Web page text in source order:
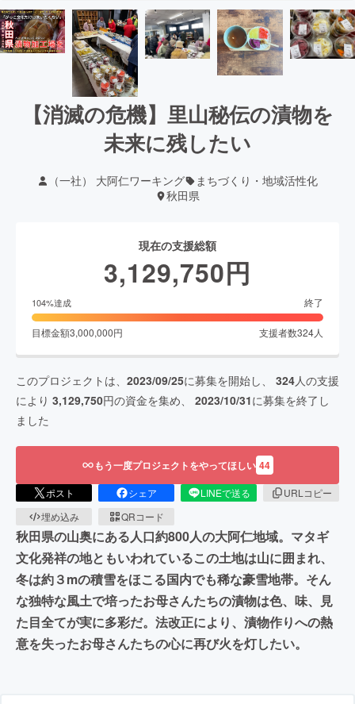
【消滅の危機︎】里山秘伝の漬物を
未来に残したい
（一社） 大阿仁ワーキング
まちづくり・地域活性化
秋田県
現在の支援総額
3,129,750円
104%達成 終了
目標金額3,000,000円 支援者数324人
このプロジェクトは、 2023/09/25に募集を開始し、 324人の支援
により 3,129,750円の資金を集め、 2023/10/31に募集を終了し
ました
もう一度プロジェクトをやってほしい 44
ポスト シェア LINEで送る
URLコピー
埋め込み
QRコード
秋田県の山奥にある人口約800人の大阿仁地域。マタギ
文化発祥の地ともいわれているこの土地は山に囲まれ、
冬は約３mの積雪をほこる国内でも稀な豪雪地帯。そん
な独特な風土で培ったお母さんたちの漬物は色、味、見
た目全てが実に多彩だ。法改正により、漬物作りへの熱
意を失ったお母さんたちの心に再び火を灯したい。